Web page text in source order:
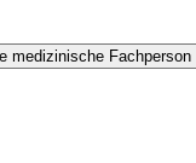
medizinische Fachperson